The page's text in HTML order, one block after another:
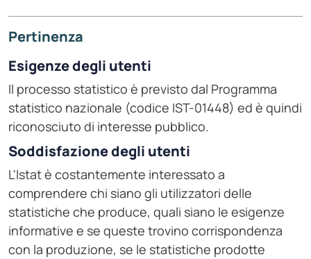
Pertinenza
Esigenze degli utenti
Il processo statistico è previsto dal Programma
statistico nazionale (codice IST-01448) ed è quindi
riconosciuto di interesse pubblico.
Soddisfazione degli utenti
L'Istat è costantemente interessato a
comprendere chi siano gli utilizzatori delle
statistiche che produce, quali siano le esigenze
informative e se queste trovino corrispondenza
con la produzione, se le statistiche prodotte